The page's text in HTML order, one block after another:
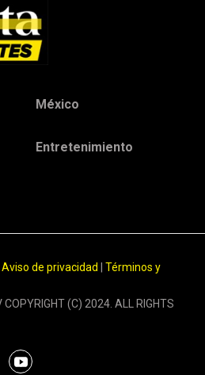
México
Entretenimiento
Aviso de privacidad
Términos y
(C) 2024. ALL RIGHTS
y